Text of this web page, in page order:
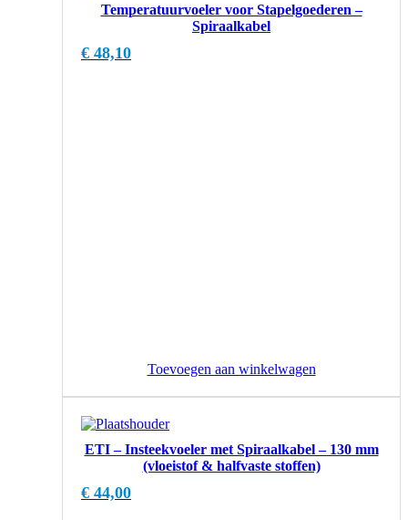
Temperatuurvoeler voor Stapelgoederen –
Spiraalkabel
€ 48,10
Toevoegen aan winkelwagen
ETI – Insteekvoeler met Spiraalkabel – 130 mm
(vloeistof & halfvaste stoffen)
€ 44,00